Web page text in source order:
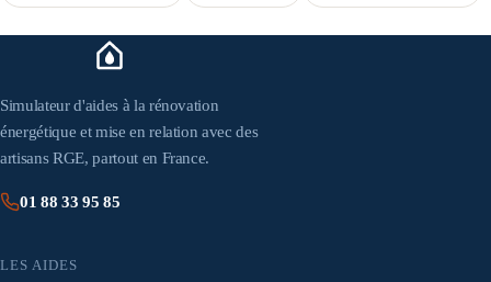
Simulateur d'aides à la rénovation
énergétique et mise en relation avec des
artisans RGE, partout en France.
01 88 33 95 85
LES AIDES